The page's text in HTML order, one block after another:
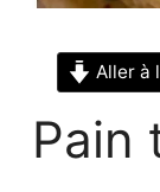
Aller à
Pain